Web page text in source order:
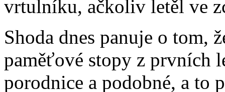
vrtulníku, ačkoliv letěl ve
Shoda dnes panuje o tom,
paměťové stopy z prvních
porodnice a podobné, a to